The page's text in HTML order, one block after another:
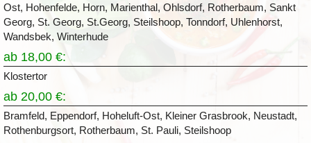
Ost, Hohenfelde, Horn, Marienthal, Ohlsdorf, Rotherbaum, Sankt
Georg, St. Georg, St.Georg, Steilshoop, Tonndorf, Uhlenhorst,
Wandsbek, Winterhude
ab 18,00 €:
Klostertor
ab 20,00 €:
Bramfeld, Eppendorf, Hoheluft-Ost, Kleiner Grasbrook, Neustadt,
Rothenburgsort, Rotherbaum, St. Pauli, Steilshoop